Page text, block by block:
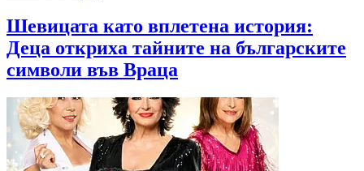
Шевицата като вплетена история:
Деца откриха тайните на българските
символи във Враца